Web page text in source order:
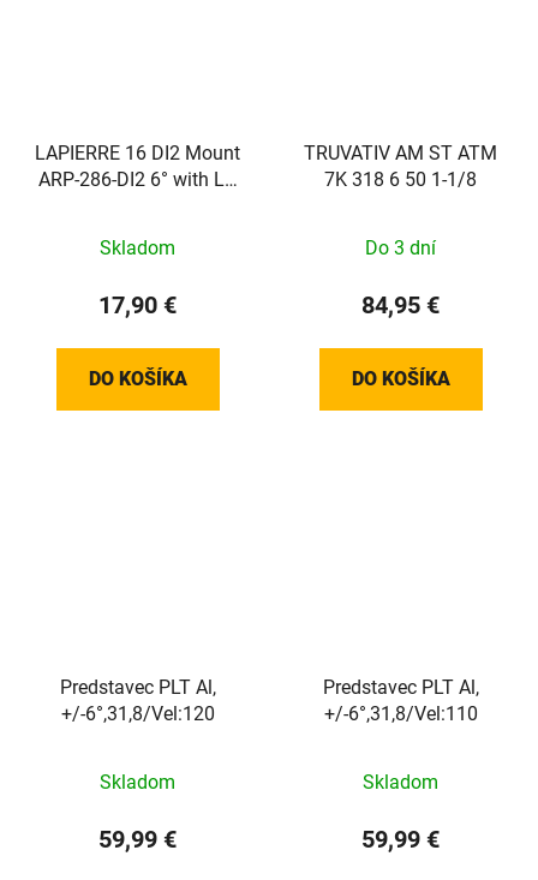
LAPIERRE 16 DI2 Mount
ARP-286-DI2 6° with LP
Skladom
17,90 €
DO KOŠÍKA
TRUVATIV AM ST ATM
7K 318 6 50 1-1/8
Do 3 dní
84,95 €
DO KOŠÍKA
Predstavec PLT Al,
+/-6°,31,8/Vel:120
Skladom
59,99 €
Predstavec PLT Al,
+/-6°,31,8/Vel:110
Skladom
59,99 €